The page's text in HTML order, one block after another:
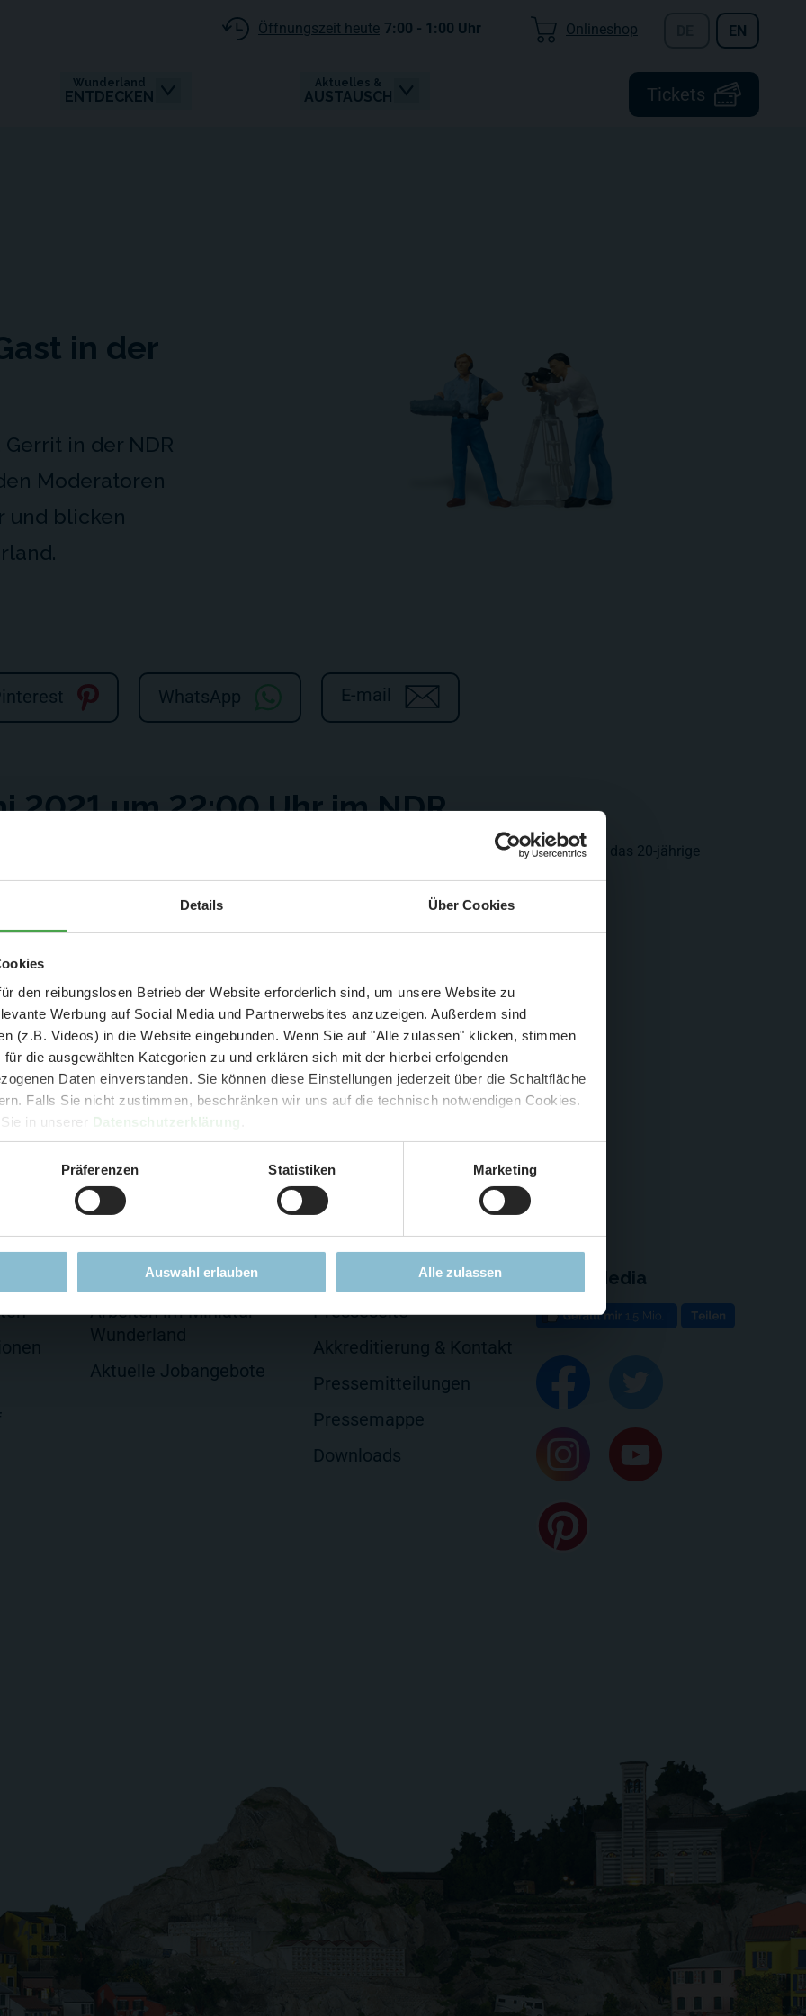
Details Über Cookies
den reibungslosen Betrieb der Website erforderlich sind, um unsere Website zu
Werbung auf Social Media und Partnerwebsites anzuzeigen. Außerdem sind
(z.B. Videos) in die Website eingebunden. Wenn Sie auf "Alle zulassen" klicken, stimmen
die ausgewählten Kategorien zu und erklären sich mit der hierbei erfolgenden
Daten einverstanden. Sie können diese Einstellungen jederzeit über die Schaltfläche
Falls Sie nicht zustimmen, beschränken wir uns auf die technisch notwendigen Cookies.
in unserer Datenschutzerklärung
Präferenzen Statistiken Marketing
Auswahl erlauben Alle zulassen
Tickets
Wunderland
ENTDECKEN
Aktuelles &
AUSTAUSCH
Öffnungszeit heute 7:00 - 1:00 Uhr Onlineshop EN
in der
in der NDR
Moderatoren
und blicken
WhatsApp E-mail
2021 um 22:00 Uhr im NDR
Jörg Pilawa Frederik und Gerrit bei sich im Studio zum Talk. Sie sprechen unter anderem über das 20-jährige
Arbeiten im Miniatur
Aktuelle Jobangebote
Presseseite
Akkreditierung & Kontakt
Pressemitteilungen
Pressemappe
Downloads
Social Media
Schließen
Aktuelle Mitteilung
25 % Ersparnis bei Große Pötte & kleine Züge im August
und September - ohne Wartezeit
- Abendliche Hafenrundfahrt/Lichterfahrt 🛥️
- anschließender Wunderland-BesuchOHNEWartezeit 🚂
- Audiopräsentation: "Die Geschichte des Wunderlandes"
und Pommes mit Getränk zum Sonderpreis von 9,00 € 🍟
nur 34,90 € (statt ca. 47,- € einzeln -